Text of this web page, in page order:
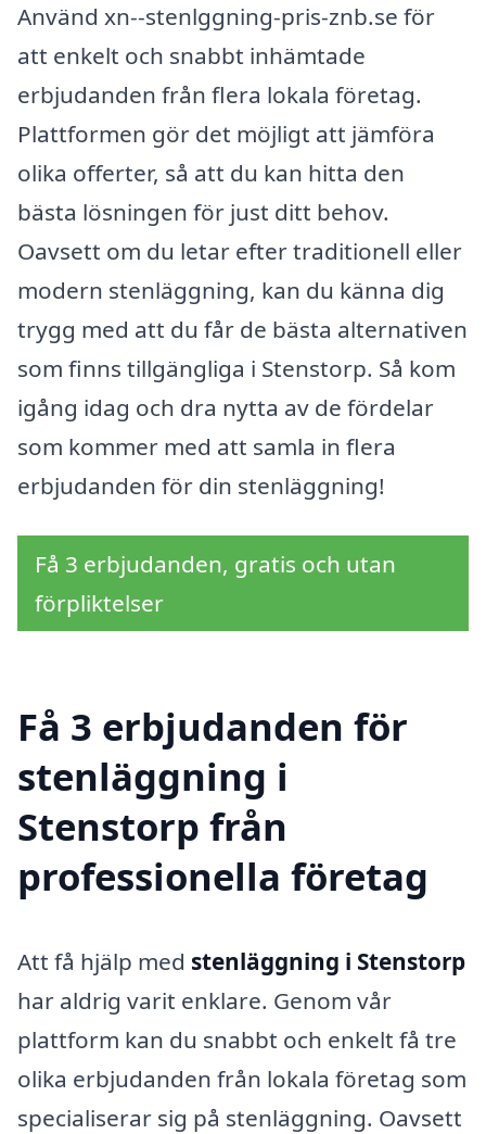
Använd xn--stenlggning-pris-znb.se för
att enkelt och snabbt inhämtade
erbjudanden från flera lokala företag.
Plattformen gör det möjligt att jämföra
olika offerter, så att du kan hitta den
bästa lösningen för just ditt behov.
Oavsett om du letar efter traditionell eller
modern stenläggning, kan du känna dig
trygg med att du får de bästa alternativen
som finns tillgängliga i Stenstorp. Så kom
igång idag och dra nytta av de fördelar
som kommer med att samla in flera
erbjudanden för din stenläggning!
Få 3 erbjudanden, gratis och utan
förpliktelser
Få 3 erbjudanden för
stenläggning i
Stenstorp från
professionella företag
Att få hjälp med stenläggning i Stenstorp
har aldrig varit enklare. Genom vår
plattform kan du snabbt och enkelt få tre
olika erbjudanden från lokala företag som
specialiserar sig på stenläggning. Oavsett